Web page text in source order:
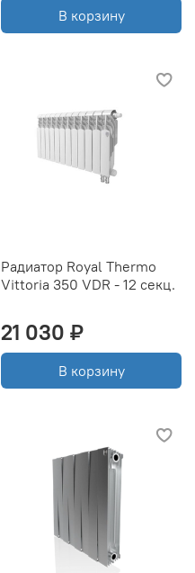
В корзину
Радиатор Royal Thermo
Vittoria 350 VDR - 12 секц.
21 030 ₽
В корзину